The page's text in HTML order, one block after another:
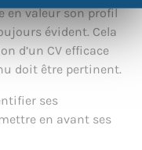
en valeur son profil
évident. Cela
d’un CV efficace
doit être pertinent.
ses
en avant ses